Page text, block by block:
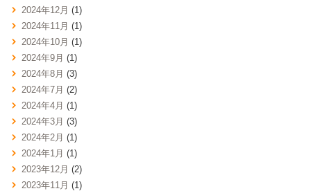
2024年12月 (1)
2024年11月 (1)
2024年10月 (1)
2024年9月 (1)
2024年8月 (3)
2024年7月 (2)
2024年4月 (1)
2024年3月 (3)
2024年2月 (1)
2024年1月 (1)
2023年12月 (2)
2023年11月 (1)